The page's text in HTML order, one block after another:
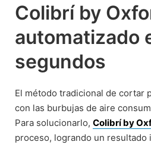
Colibrí by
automatizado
segundos
El método tradicional de cortar
con las burbujas de aire
Para solucionarlo, Colibrí by
proceso, logrando un resultado